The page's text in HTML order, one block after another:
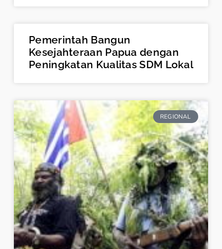
Pemerintah Bangun
Kesejahteraan Papua dengan
Peningkatan Kualitas SDM Lokal
REGIONAL